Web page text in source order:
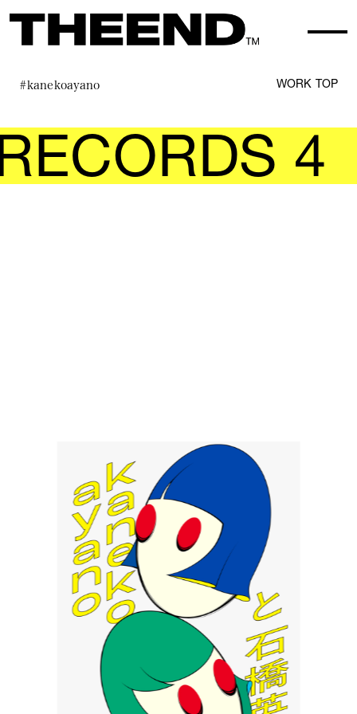
「ADC年鑑 日本のアートディレクション
2025」に作品が掲載されました。
WORK121
Apr, 20, 2026
THE ENDは、移転しました。
MAP
Mar, 10, 2026
「MdNデザイナーズファイル2026」に赤
迫仁が掲載されています。
#kanekoayano WORK TOP
4